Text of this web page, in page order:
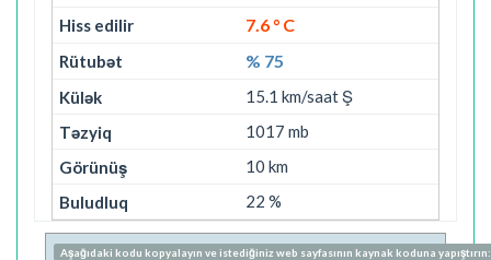
7.6 ° C
% 75
15.1 km/saat Ş
1017 mb
10 km
22 %
Aşağıdaki kodu kopyalayın ve istediğiniz web sayfasının kaynak koduna yapıştırın: